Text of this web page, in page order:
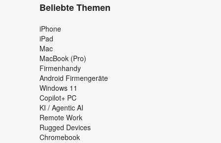
Beliebte Themen
iPhone
iPad
Mac
MacBook (Pro)
Firmenhandy
Android Firmengeräte
Windows 11
Copilot+ PC
KI / Agentic AI
Remote Work
Rugged Devices
Chromebook